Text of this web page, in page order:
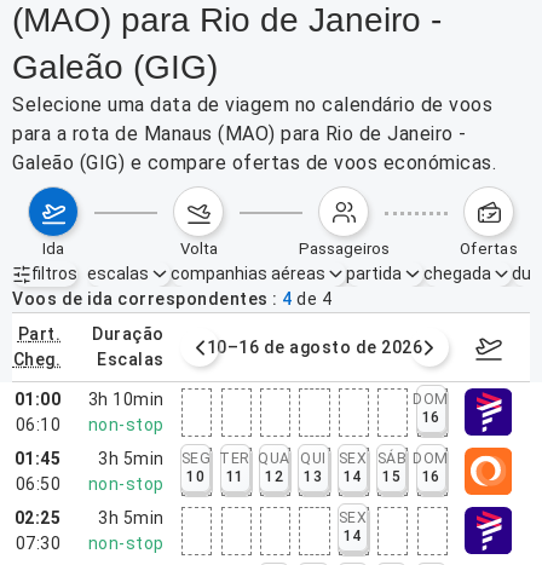
(MAO) para Rio de Janeiro -
Galeão (GIG)
Selecione uma data de viagem no calendário de voos
para a rota de Manaus (MAO) para Rio de Janeiro -
Galeão (GIG) e compare ofertas de voos económicas.
ida volta passageiros ofertas
filtros
Filtros ativos nenhum
escalas companhias aéreas partida chegada
Voos de ida correspondentes
4 de 4
part.
cheg.
duração
escalas
agosto de 2026 10–16 de agosto de 2026 17–23
01:00
06:10
3h 10min
non-stop
DOM
16
01:45
06:50
3h 5min
non-stop
SEG
10
TER
11
QUA
12
QUI
13
SEX
14
SÁB
15
DOM
16
02:25
07:30
3h 5min
non-stop
SEX
14